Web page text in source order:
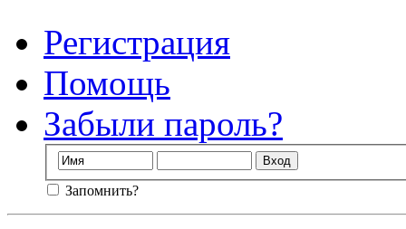
Регистрация
Помощь
Забыли пароль?
Запомнить?